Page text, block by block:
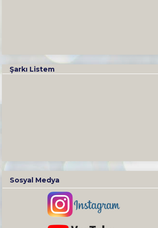
Şarkı Listem
Sosyal Medya